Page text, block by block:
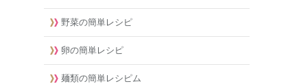
野菜の簡単レシピ
卵の簡単レシピ
麺類の簡単レシピム